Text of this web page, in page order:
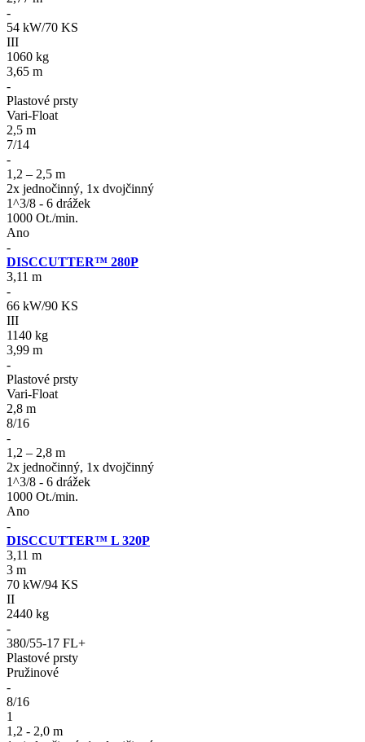
-
54 kW/70 KS
III
1060 kg
3,65 m
-
Plastové prsty
Vari-Float
2,5 m
7/14
-
1,2 – 2,5 m
2x jednočinný, 1x dvojčinný
1^3/8 - 6 drážek
1000 Ot./min.
Ano
-
DISCCUTTER™ 280P
3,11 m
-
66 kW/90 KS
III
1140 kg
3,99 m
-
Plastové prsty
Vari-Float
2,8 m
8/16
-
1,2 – 2,8 m
2x jednočinný, 1x dvojčinný
1^3/8 - 6 drážek
1000 Ot./min.
Ano
-
DISCCUTTER™ L 320P
3,11 m
3 m
70 kW/94 KS
II
2440 kg
-
380/55-17 FL+
Plastové prsty
Pružinové
-
8/16
1
1,2 - 2,0 m